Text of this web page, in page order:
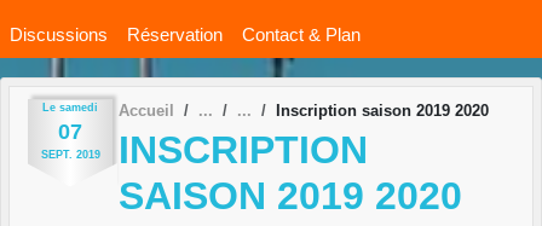
Discussions Réservation Contact & Plan
Le samedi
07
SEPT. 2019
Accueil Inscription saison 2019 2020
INSCRIPTION
SAISON 2019 2020